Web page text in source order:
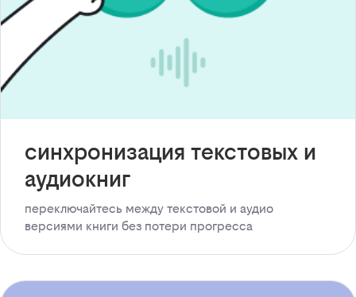
синхронизация текстовых и
аудиокниг
переключайтесь между текстовой и аудио
версиями книги без потери прогресса